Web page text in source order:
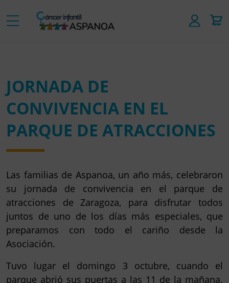
JORNADA DE
CONVIVENCIA EN EL
PARQUE DE ATRACCIONES
Las familias de Aspanoa, un año más, celebraron
su jornada de convivencia en el parque de
atracciones de Zaragoza, para disfrutar todos
juntos de uno de los días más especiales, que
preparamos con todo el cariño desde la
Asociación.
Tuvo lugar el domingo 3 octubre, cuando el
parque abrió sus puertas a las 11 de la mañana.